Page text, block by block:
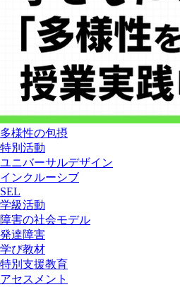
多様性の包摂
特別活動
ユニバーサルデザイン
インクルーシブ
SEL
学級活動
障害の社会モデル
発達障害
学び教材
特別支援教育
アセスメント